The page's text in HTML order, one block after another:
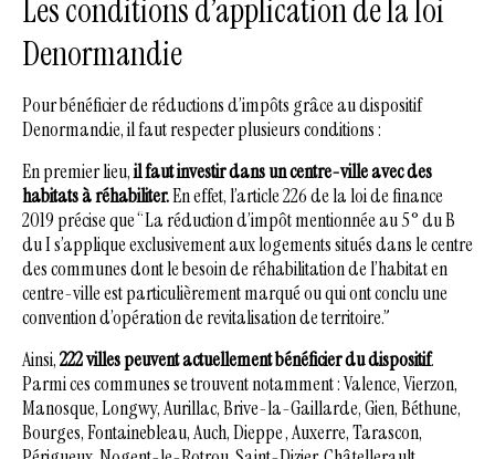
Les conditions d’application de la loi
Denormandie
Pour bénéficier de réductions d’impôts grâce au dispositif
Denormandie, il faut respecter plusieurs conditions :
En premier lieu,il faut investir dans un centre-ville avec des
habitats à réhabiliter.En effet, l’article 226 de la loi de finance
2019 précise que “La réduction d’impôt mentionnée au 5° du B
du I s’applique exclusivement aux logements situés dans le centre
des communes dont le besoin de réhabilitation de l’habitat en
centre-ville est particulièrement marqué ou qui ont conclu une
convention d’opération de revitalisation de territoire.”
Ainsi,222 villes peuvent actuellement bénéficier du dispositif.
Parmi ces communes se trouvent notamment : Valence, Vierzon,
Manosque, Longwy, Aurillac, Brive-la-Gaillarde, Gien, Béthune,
Bourges, Fontainebleau, Auch, Dieppe , Auxerre, Tarascon,